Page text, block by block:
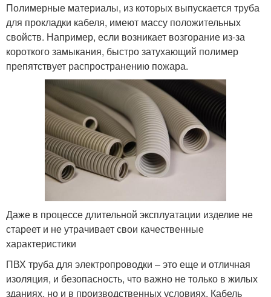
Полимерные материалы, из которых выпускается труба
для прокладки кабеля, имеют массу положительных
свойств. Например, если возникает возгорание из-за
короткого замыкания, быстро затухающий полимер
препятствует распространению пожара.
Даже в процессе длительной эксплуатации изделие не
стареет и не утрачивает свои качественные
характеристики
ПВХ труба для электропроводки – это еще и отличная
изоляция, и безопасность, что важно не только в жилых
зданиях, но и в производственных условиях. Кабель